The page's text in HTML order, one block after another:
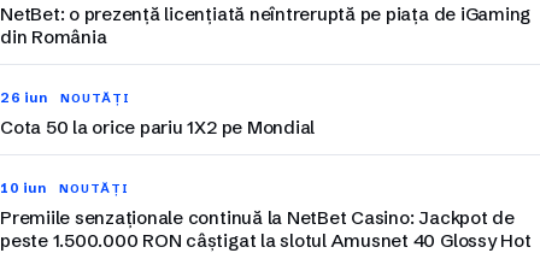
NetBet: o prezență licențiată neîntreruptă pe piața de iGaming
din România
26 iun NOUTĂȚI
Cota 50 la orice pariu 1X2 pe Mondial
10 iun NOUTĂȚI
Premiile senzaționale continuă la NetBet Casino: Jackpot de
peste 1.500.000 RON câștigat la slotul Amusnet 40 Glossy Hot